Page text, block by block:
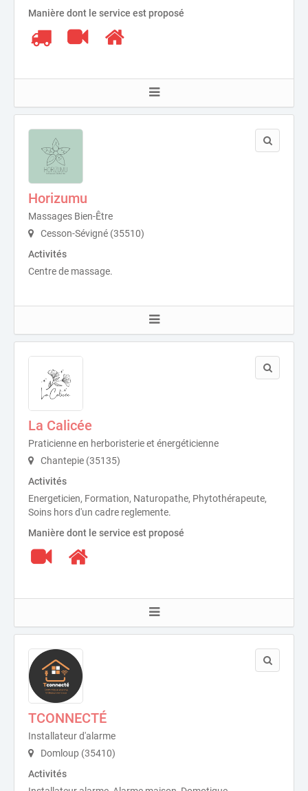
Manière dont le service est proposé
Horizumu
Massages Bien-Être
Cesson-Sévigné (35510)
Activités
Centre de massage.
La Calicée
Praticienne en herboristerie et énergéticienne
Chantepie (35135)
Activités
Energeticien, Formation, Naturopathe, Phytothérapeute,
Soins hors d'un cadre reglemente.
Manière dont le service est proposé
TCONNECTÉ
Installateur d'alarme
Domloup (35410)
Activités